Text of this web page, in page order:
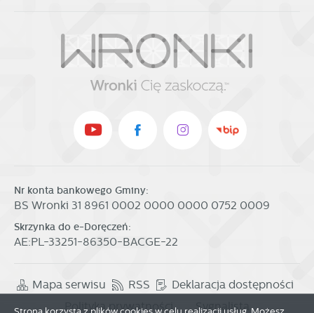
Nr konta bankowego Gminy:
BS Wronki 31 8961 0002 0000 0000 0752 0009
Skrzynka do e-Doręczeń:
AE:PL-33251-86350-BACGE-22
Mapa serwisu RSS
Deklaracja dostępności
Polityka prywatności
Sygnalista